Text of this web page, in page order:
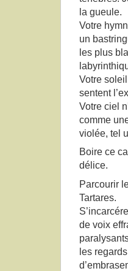
la gueule.
Votre
un
les plus
Votre
sentent
Votre ciel
comme
violée, tel
Boire ce
délice.
Parcourir
Tartares.
de voix
les